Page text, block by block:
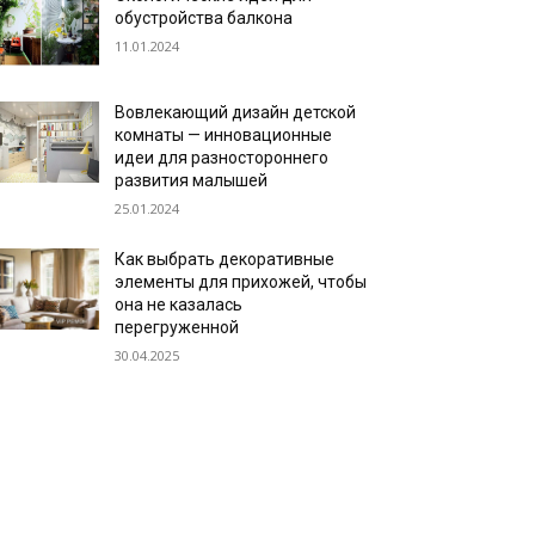
обустройства балкона
11.01.2024
Вовлекающий дизайн детской
комнаты — инновационные
идеи для разностороннего
развития малышей
25.01.2024
Как выбрать декоративные
элементы для прихожей, чтобы
она не казалась
перегруженной
30.04.2025